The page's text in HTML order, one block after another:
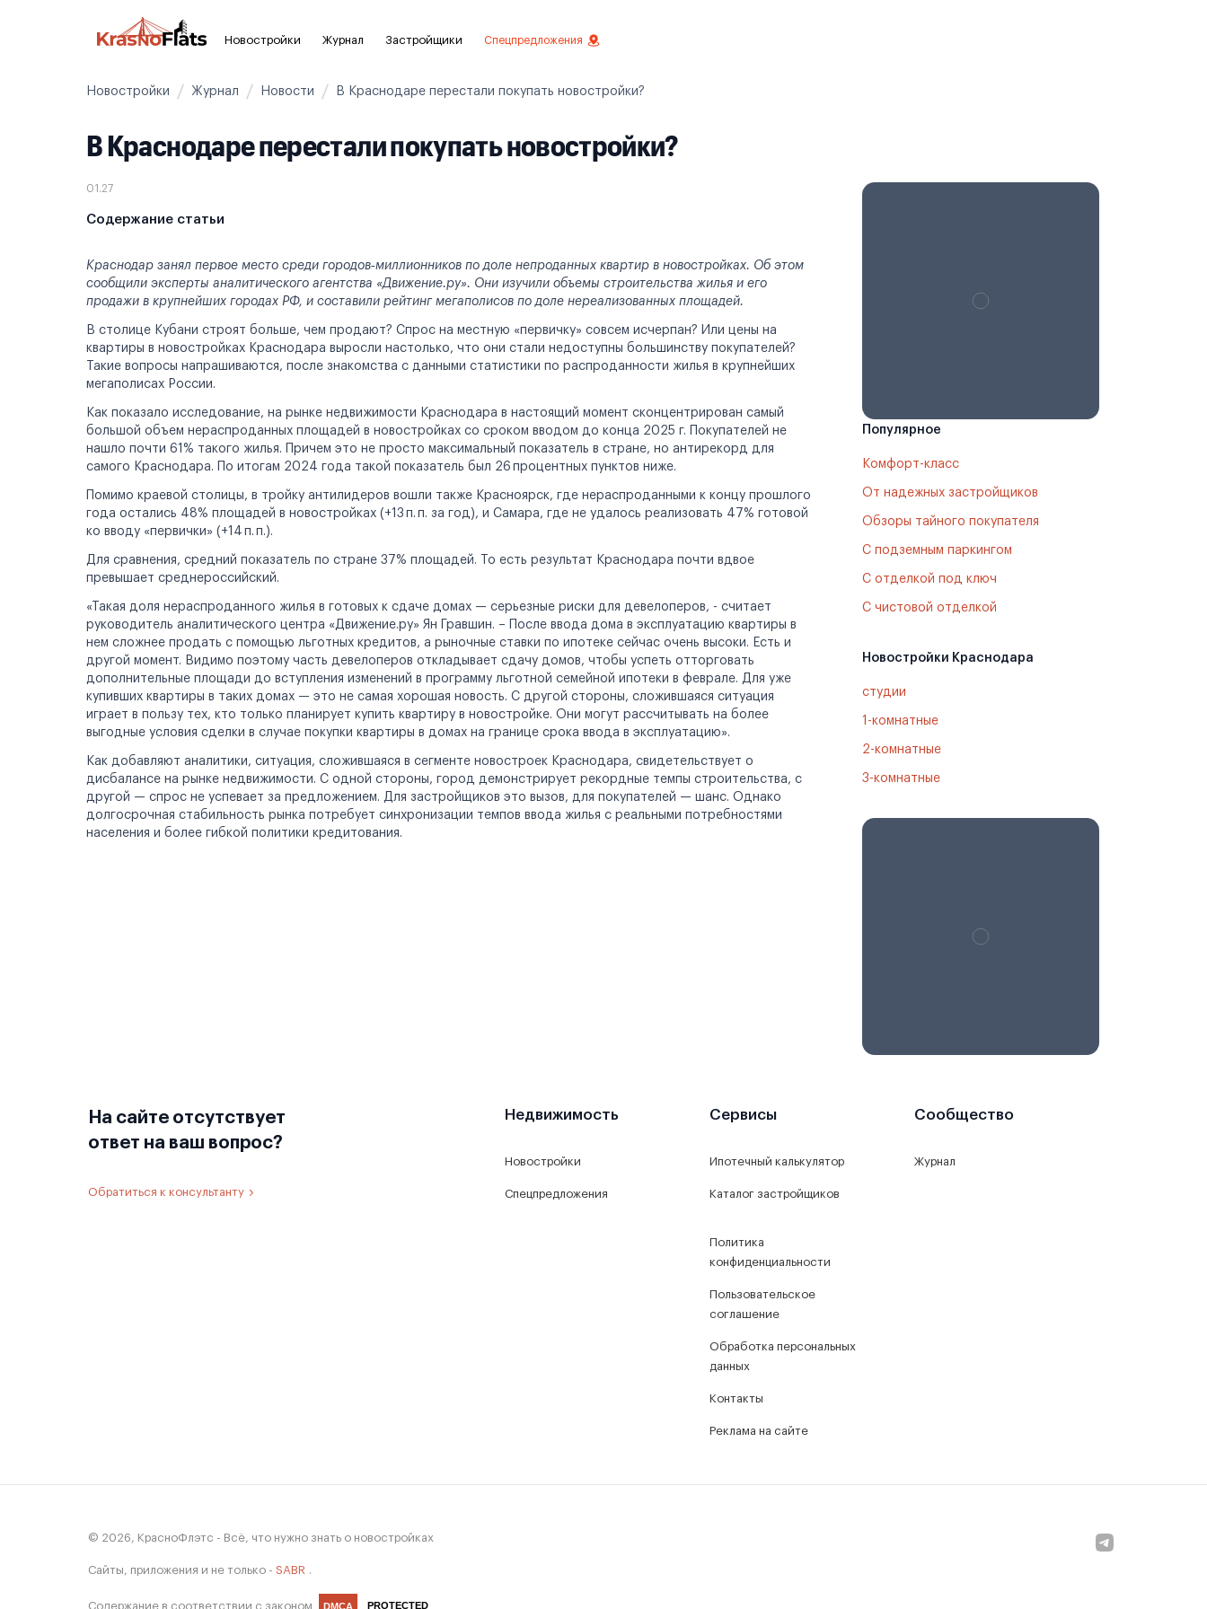
Новостройки
Новостройки в Краснодаре Для инвестиций
Апартаменты
3-8 млн ₽ 8-14 млн ₽ от 14 млн ₽
Реклама на сайте
Журнал Застройщики Спецпредложения
Новостройки Журнал Новости В Краснодаре перестали покупать новостройки?
В Краснодаре перестали покупать новостройки?
01.27
Содержание статьи
Краснодар занял первое место среди городов‑миллионников по доле непроданных квартир в новостройках. Об этом
сообщили эксперты аналитического агентства «Движение.ру». Они изучили объемы строительства жилья и его
продажи в крупнейших городах РФ, и составили рейтинг мегаполисов по доле нереализованных площадей.
В столице Кубани строят больше, чем продают? Спрос на местную «первичку» совсем исчерпан? Или цены на
квартиры в новостройках Краснодара выросли настолько, что они стали недоступны большинству покупателей?
Такие вопросы напрашиваются, после знакомства с данными статистики по распроданности жилья в крупнейших
мегаполисах России.
Как показало исследование, на рынке недвижимости Краснодара в настоящий момент сконцентрирован самый
большой объем нераспроданных площадей в новостройках со сроком вводом до конца 2025 г. Покупателей не
нашло почти 61% такого жилья. Причем это не просто максимальный показатель в стране, но антирекорд для
самого Краснодара. По итогам 2024 года такой показатель был 26 процентных пунктов ниже.
Помимо краевой столицы, в тройку антилидеров вошли также Красноярск, где нераспроданными к концу прошлого
года остались 48% площадей в новостройках (+13 п. п. за год), и Самара, где не удалось реализовать 47% готовой
ко вводу «первички» (+14 п. п.).
Для сравнения, средний показатель по стране 37% площадей. То есть результат Краснодара почти вдвое
превышает среднероссийский.
«Такая доля нераспроданного жилья в готовых к сдаче домах — серьезные риски для девелоперов, - считает
руководитель аналитического центра «Движение.ру» Ян Гравшин. – После ввода дома в эксплуатацию квартиры в
нем сложнее продать с помощью льготных кредитов, а рыночные ставки по ипотеке сейчас очень высоки. Есть и
другой момент. Видимо поэтому часть девелоперов откладывает сдачу домов, чтобы успеть отторговать
дополнительные площади до вступления изменений в программу льготной семейной ипотеки в феврале. Для уже
купивших квартиры в таких домах — это не самая хорошая новость. С другой стороны, сложившаяся ситуация
играет в пользу тех, кто только планирует купить квартиру в новостройке. Они могут рассчитывать на более
выгодные условия сделки в случае покупки квартиры в домах на границе срока ввода в эксплуатацию».
Как добавляют аналитики, ситуация, сложившаяся в сегменте новостроек Краснодара, свидетельствует о
дисбалансе на рынке недвижимости. С одной стороны, город демонстрирует рекордные темпы строительства, с
другой — спрос не успевает за предложением. Для застройщиков это вызов, для покупателей — шанс. Однако
долгосрочная стабильность рынка потребует синхронизации темпов ввода жилья с реальными потребностями
населения и более гибкой политики кредитования.
Популярное
Комфорт-класс
От надежных застройщиков
Обзоры тайного покупателя
С подземным паркингом
С отделкой под ключ
С чистовой отделкой
Новостройки Краснодара
студии
1-комнатные
2-комнатные
3-комнатные
На сайте отсутствует
ответ на ваш вопрос?
Обратиться к консультанту
Недвижимость
Новостройки
Спецпредложения
Сервисы
Ипотечный калькулятор
Каталог застройщиков
Политика
конфиденциальности
Пользовательское
соглашение
Обработка персональных
данных
Контакты
Реклама на сайте
Сообщество
Журнал
© 2026, КрасноФлэтс - Всё, что нужно знать о новостройках
Сайты, приложения и не только - SABR .
Содержание в соответствии с законом DMCA PROTECTED